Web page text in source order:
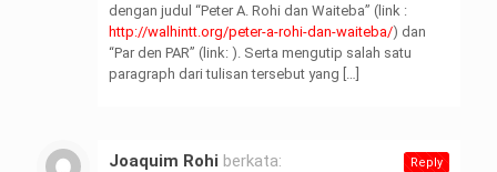
dengan judul “Peter A. Rohi dan Waiteba” (link :
http://walhintt.org/peter-a-rohi-dan-waiteba/) dan
“Par den PAR” (link: ). Serta mengutip salah satu
paragraph dari tulisan tersebut yang […]
Joaquim Rohi berkata: Reply